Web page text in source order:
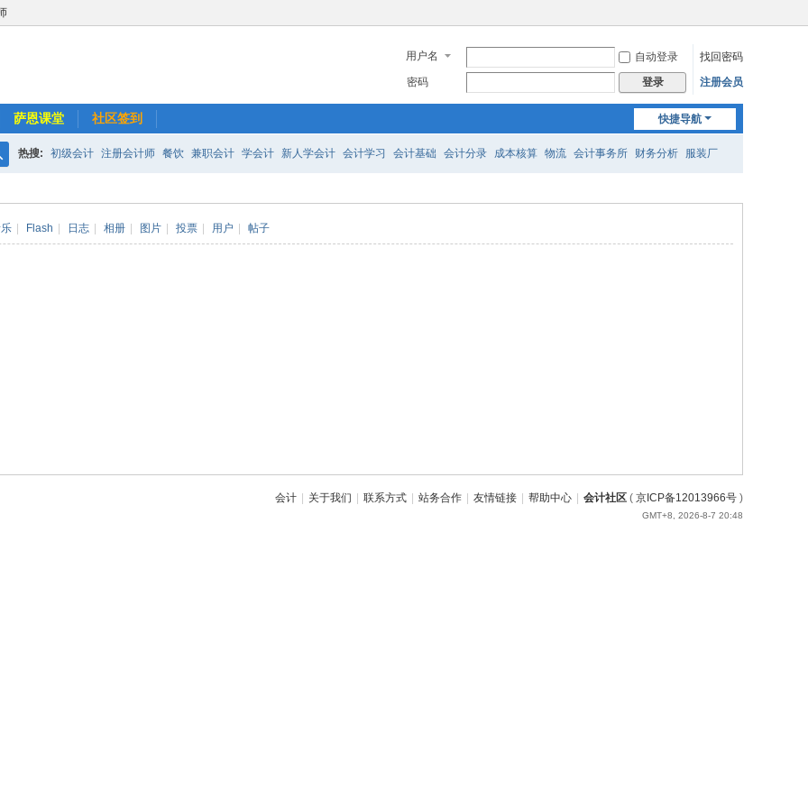
用户名 自动登录
找回密码
密码
登录 注册会员
快捷导航
萨恩课堂 社区签到
热搜: 初级会计 注册会计师 餐饮 兼职会计 学会计 新人学会计 会计学习 会计基础 会计分录 成本核算 物流 会计事务所 财务分析 服装厂
Flash 日志 相册 图片 投票 用户 帖子
会计 关于我们 联系方式 站务合作 友情链接 帮助中心 会计社区 ( 京ICP备12013966号 )
GMT+8, 2026-8-7 20:48